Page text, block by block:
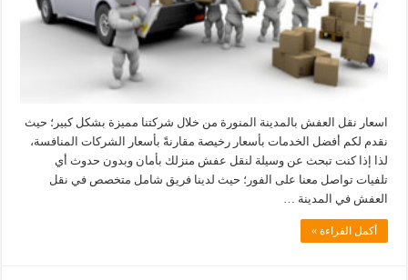
اسعار نقل العفش بالمدينة المنورة من خلال شركتنا مميزة بشكل كبير؛ حيث
نقدم لكم أفضل الخدمات بأسعار رخيصة مقارنةً بأسعار الشركات المنافسة،
لذا إذا كنت تبحث عن وسيلة لنقل عفش منزلك بأمان وبدون حدوث أي
تلفيات تواصل معنا على الفور؛ حيث لدينا فريق شامل متخصص في نقل
العفش في المدينة …
أكمل القراءة »